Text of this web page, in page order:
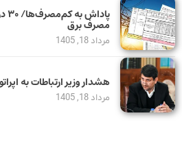
مصرف برق
مرداد 18, 1405
هشدار وزیر ارتباطات به
مرداد 18, 1405